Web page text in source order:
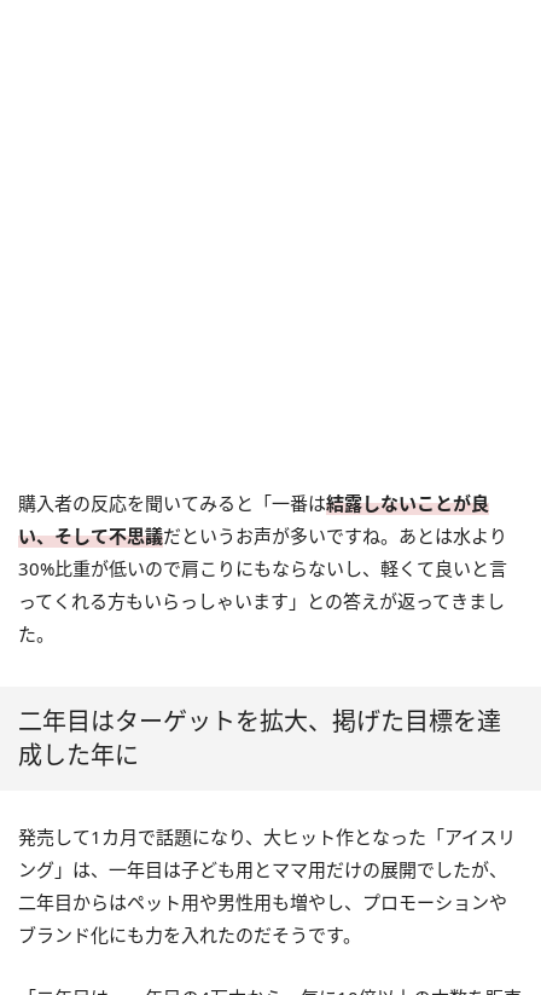
購入者の反応を聞いてみると「一番は結露しないことが良
い、そして不思議だというお声が多いですね。あとは水より
30%比重が低いので肩こりにもならないし、軽くて良いと言
ってくれる方もいらっしゃいます」との答えが返ってきまし
た。
二年目はターゲットを拡大、掲げた目標を達
成した年に
発売して1カ月で話題になり、大ヒット作となった「アイスリ
ング」は、一年目は子ども用とママ用だけの展開でしたが、
二年目からはペット用や男性用も増やし、プロモーションや
ブランド化にも力を入れたのだそうです。